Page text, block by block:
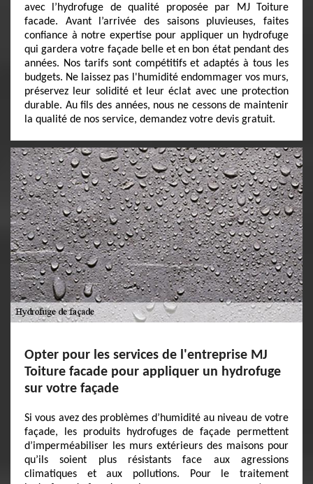
avec l’hydrofuge de qualité proposée par MJ Toiture
facade. Avant l’arrivée des saisons pluvieuses, faites
confiance à notre expertise pour appliquer un hydrofuge
qui gardera votre façade belle et en bon état pendant des
années. Nos tarifs sont compétitifs et adaptés à tous les
budgets. Ne laissez pas l'humidité endommager vos murs,
préservez leur solidité et leur éclat avec une protection
durable. Au fils des années, nous ne cessons de maintenir
la qualité de nos service, demandez votre devis gratuit.
Opter pour les services de l'entreprise MJ
Toiture facade pour appliquer un hydrofuge
sur votre façade
Si vous avez des problèmes d’humidité au niveau de votre
façade, les produits hydrofuges de façade permettent
d’imperméabiliser les murs extérieurs des maisons pour
qu’ils soient plus résistants face aux agressions
climatiques et aux pollutions. Pour le traitement